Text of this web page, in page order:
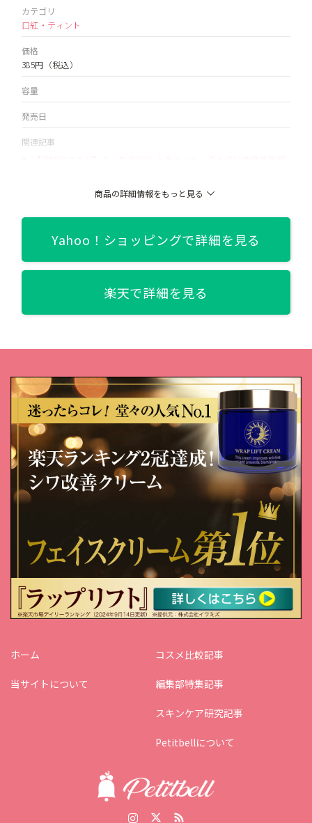
カテゴリ
口紅・ティント
価格
385円 （税込）
容量
発売日
関連記事
商品の詳細情報をもっと見る
Yahoo！ショッピングで詳細を見る
楽天で詳細を見る
ホーム
当サイトについて
コスメ比較記事
編集部特集記事
スキンケア研究記事
Petitbellについて